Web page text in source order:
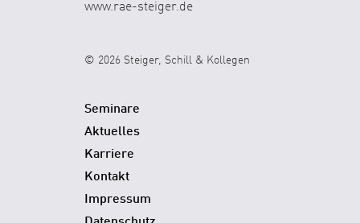
www.rae-steiger.de
© 2026 Steiger, Schill & Kollegen
Seminare
Aktuelles
Karriere
Kontakt
Impressum